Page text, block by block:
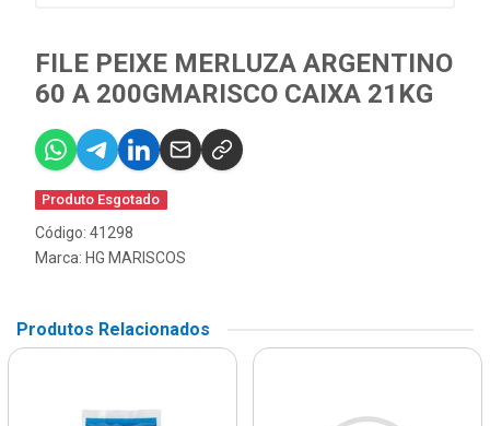
FILE PEIXE MERLUZA ARGENTINO
60 A 200GMARISCO CAIXA 21KG
Produto Esgotado
Código: 41298
Marca: HG MARISCOS
Produtos Relacionados